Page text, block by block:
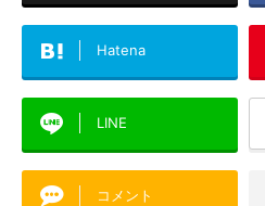
Hatena
LINE
コメント